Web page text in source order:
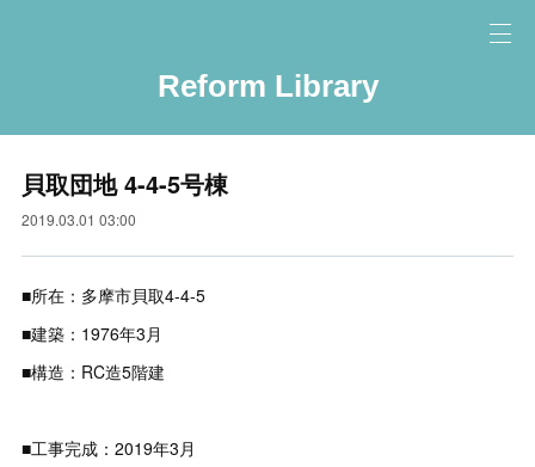
Reform Library
貝取団地 4-4-5号棟
2019.03.01 03:00
■所在：多摩市貝取4-4-5
■建築：1976年3月
■構造：RC造5階建
■工事完成：2019年3月